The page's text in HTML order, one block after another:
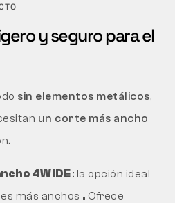
y seguro para el
sin elementos metálicos,
un corte más ancho
4WIDE: la opción ideal
más anchos . Ofrece